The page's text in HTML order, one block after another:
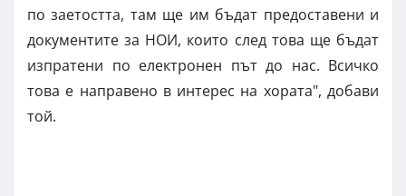
по заетостта, там ще им бъдат предоставени и
документите за НОИ, които след това ще бъдат
изпратени по електронен път до нас. Всичко
това е направено в интерес на хората", добави
той.